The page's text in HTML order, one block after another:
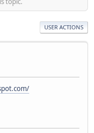
USER ACTIONS